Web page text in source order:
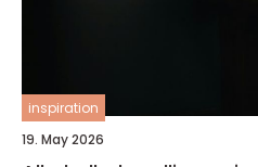
inspiration
19. May 2026